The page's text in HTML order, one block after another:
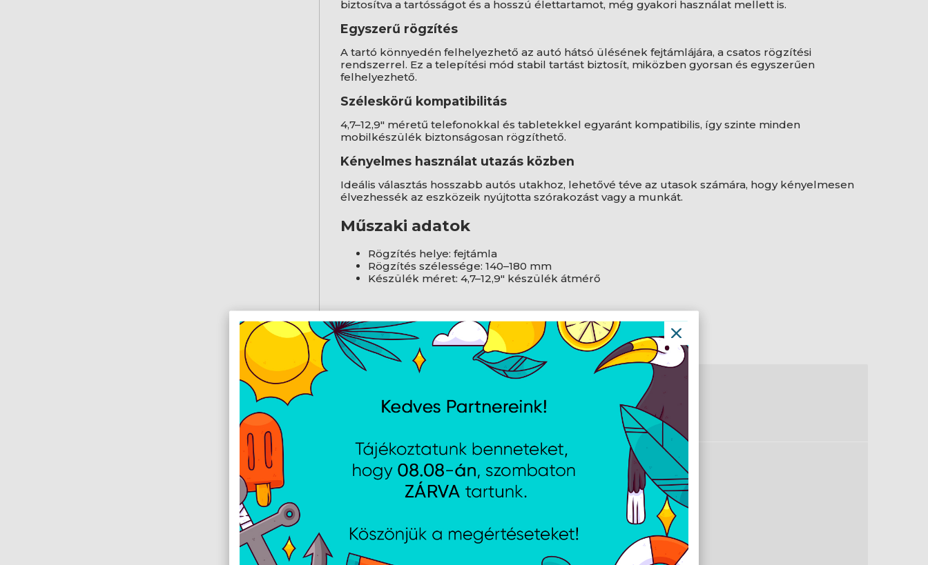
biztosítva a tartósságot és a hosszú élettartamot, még gyakori használat mellett is.
Egyszerű rögzítés
A tartó könnyedén felhelyezhető az autó hátsó ülésének fejtámlájára, a csatos rögzítési
rendszerrel. Ez a telepítési mód stabil tartást biztosít, miközben gyorsan és egyszerűen
felhelyezhető.
Széleskörű kompatibilitás
4,7–12,9" méretű telefonokkal és tabletekkel egyaránt kompatibilis, így szinte minden
mobilkészülék biztonságosan rögzíthető.
Kényelmes használat utazás közben
Ideális választás hosszabb autós utakhoz, lehetővé téve az utasok számára, hogy kényelmesen
élvezhessék az eszközeik nyújtotta szórakozást vagy a munkát.
Műszaki adatok
Rögzítés helye: fejtámla
Rögzítés szélessége: 140–180 mm
Készülék méret: 4,7–12,9" készülék átmérő
Technikai adatok
12,9 "
Kialakítás
Elhelyezés típusa ?
fejtámla
Igen
Fekete